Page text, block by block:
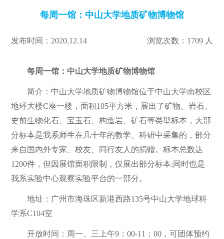
每周一馆：中山大学地质矿物博物馆
发布时间：2020.12.14 浏览次数：1709 人
每周一馆：中山大学地质矿物博物馆
简介：中山大学地质矿物博物馆位于中山大学南校区
地环大楼C座一楼，面积105平方米，展出了矿物、岩石、
史前生物化石、宝玉石、构造岩、矿石等类型标本，大部
分标本是我系师生在几十年的教学、科研中采集的，部分
来自国内外专家、校友、同行友人的捐赠。标本总数达
1200件，但因展馆面积限制，仅展出部分标本;同时也是
我系实验中心观察实验平台的一部分。
地址：广州市海珠区新港西路135号中山大学地球科
学系C104室
开放时间：周一、三上午9：00-11：00，可团体预约